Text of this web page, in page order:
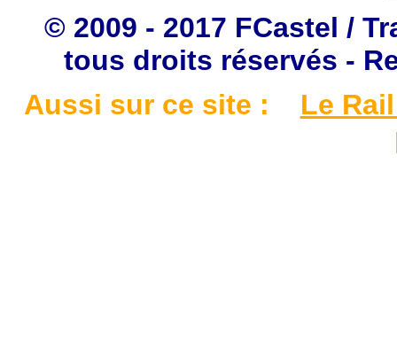
© 2009 - 2017 FCastel /
tous droits réservés -
Aussi sur ce site :
Le